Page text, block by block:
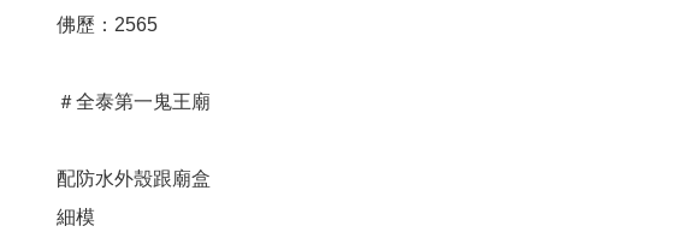
佛歷：2565
＃全泰第一鬼王廟
配防水外殼跟廟盒
細模